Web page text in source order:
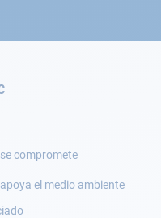
compromete
el medio ambiente